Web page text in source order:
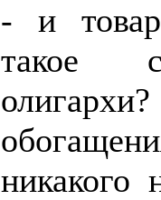
- и
такое
никакого